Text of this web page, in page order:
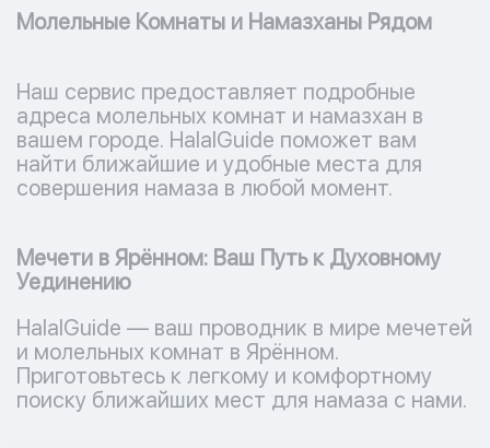
Молельные Комнаты и Намазханы Рядом
Наш сервис предоставляет подробные
адреса молельных комнат и намазхан в
вашем городе. HalalGuide поможет вам
найти ближайшие и удобные места для
совершения намаза в любой момент.
Мечети в Ярённом: Ваш Путь к Духовному
Уединению
HalalGuide — ваш проводник в мире мечетей
и молельных комнат в Ярённом.
Приготовьтесь к легкому и комфортному
поиску ближайших мест для намаза с нами.